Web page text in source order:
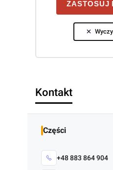
ZASTOSUJ
Kontakt
Części
+48 883 864 904